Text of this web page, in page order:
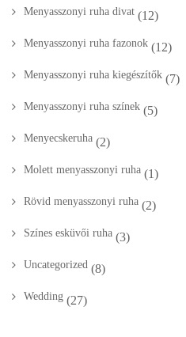
Menyasszonyi ruha divat (12)
Menyasszonyi ruha fazonok (12)
Menyasszonyi ruha kiegészítők (7)
Menyasszonyi ruha színek (5)
Menyecskeruha (2)
Molett menyasszonyi ruha (1)
Rövid menyasszonyi ruha (2)
Színes esküvői ruha (3)
Uncategorized (8)
Wedding (27)